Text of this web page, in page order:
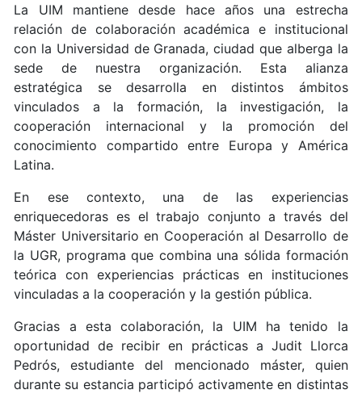
La UIM mantiene desde hace años una estrecha
relación de colaboración académica e institucional
con la Universidad de Granada, ciudad que alberga la
sede de nuestra organización. Esta alianza
estratégica se desarrolla en distintos ámbitos
vinculados a la formación, la investigación, la
cooperación internacional y la promoción del
conocimiento compartido entre Europa y América
Latina.
En ese contexto, una de las experiencias
enriquecedoras es el trabajo conjunto a través del
Máster Universitario en Cooperación al Desarrollo de
la UGR, programa que combina una sólida formación
teórica con experiencias prácticas en instituciones
vinculadas a la cooperación y la gestión pública.
Gracias a esta colaboración, la UIM ha tenido la
oportunidad de recibir en prácticas a Judit Llorca
Pedrós, estudiante del mencionado máster, quien
durante su estancia participó activamente en distintas